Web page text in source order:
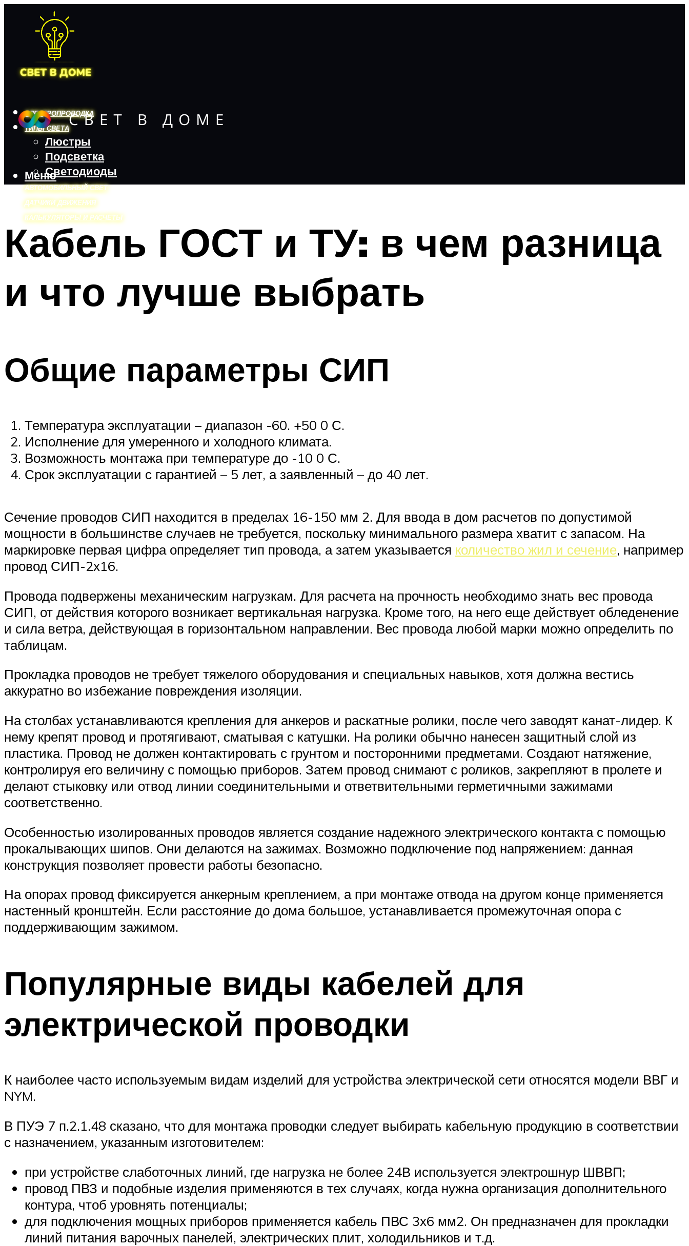
ЭЛЕКТРОПРОВОДКА
ТИПЫ СВЕТА
Люстры
Подсветка
Светодиоды
АВТОМОБИЛЬНЫЙ СВЕТ
ДАТЧИКИ ДВИЖЕНИЯ
КАЛЬКУЛЯТОРЫ И РАСЧЕТЫ
Меню
Меню
Кабель ГОСТ и ТУ: в чем разница
и что лучше выбрать
Общие параметры СИП
Температура эксплуатации – диапазон -60. +50 0 С.
Исполнение для умеренного и холодного климата.
Возможность монтажа при температуре до -10 0 С.
Срок эксплуатации с гарантией – 5 лет, а заявленный – до 40 лет.
Сечение проводов СИП находится в пределах 16-150 мм 2. Для ввода в дом расчетов по допустимой
мощности в большинстве случаев не требуется, поскольку минимального размера хватит с запасом. На
маркировке первая цифра определяет тип провода, а затем указывается количество жил и сечение, например
провод СИП-2х16.
Провода подвержены механическим нагрузкам. Для расчета на прочность необходимо знать вес провода
СИП, от действия которого возникает вертикальная нагрузка. Кроме того, на него еще действует обледенение
и сила ветра, действующая в горизонтальном направлении. Вес провода любой марки можно определить по
таблицам.
Прокладка проводов не требует тяжелого оборудования и специальных навыков, хотя должна вестись
аккуратно во избежание повреждения изоляции.
На столбах устанавливаются крепления для анкеров и раскатные ролики, после чего заводят канат-лидер. К
нему крепят провод и протягивают, сматывая с катушки. На ролики обычно нанесен защитный слой из
пластика. Провод не должен контактировать с грунтом и посторонними предметами. Создают натяжение,
контролируя его величину с помощью приборов. Затем провод снимают с роликов, закрепляют в пролете и
делают стыковку или отвод линии соединительными и ответвительными герметичными зажимами
соответственно.
Особенностью изолированных проводов является создание надежного электрического контакта с помощью
прокалывающих шипов. Они делаются на зажимах. Возможно подключение под напряжением: данная
конструкция позволяет провести работы безопасно.
На опорах провод фиксируется анкерным креплением, а при монтаже отвода на другом конце применяется
настенный кронштейн. Если расстояние до дома большое, устанавливается промежуточная опора с
поддерживающим зажимом.
Популярные виды кабелей для
электрической проводки
К наиболее часто используемым видам изделий для устройства электрической сети относятся модели ВВГ и
NYM.
В ПУЭ 7 п.2.1.48 сказано, что для монтажа проводки следует выбирать кабельную продукцию в соответствии
с назначением, указанным изготовителем:
при устройстве слаботочных линий, где нагрузка не более 24В используется электрошнур ШВВП;
провод ПВЗ и подобные изделия применяются в тех случаях, когда нужна организация дополнительного
контура, чтоб уровнять потенциалы;
для подключения мощных приборов применяется кабель ПВС 3х6 мм2. Он предназначен для прокладки
линий питания варочных панелей, электрических плит, холодильников и т.д.